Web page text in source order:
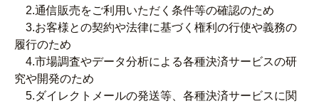
2.通信販売をご利用いただく条件等の確認のため
3.お客様との契約や法律に基づく権利の行使や義務の
履行のため
4.市場調査やデータ分析による各種決済サービスの研
究や開発のため
5.ダイレクトメールの発送等、各種決済サービスに関